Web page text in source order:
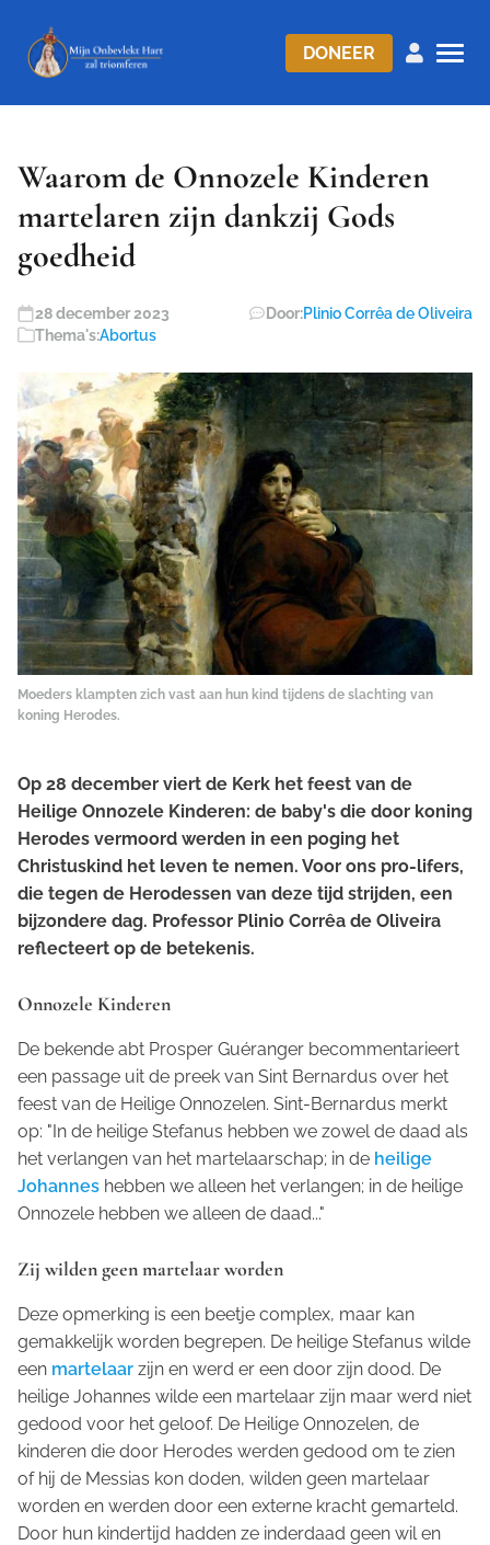
DONEER
Waarom de Onnozele Kinderen
martelaren zijn dankzij Gods
goedheid
28 december 2023 Door:Plinio Corrêa de Oliveira
Thema's:Abortus
Moeders klampten zich vast aan hun kind tijdens de slachting van
koning Herodes.
Op 28 december viert de Kerk het feest van de
Heilige Onnozele Kinderen: de baby's die door koning
Herodes vermoord werden in een poging het
Christuskind het leven te nemen. Voor ons pro-lifers,
die tegen de Herodessen van deze tijd strijden, een
bijzondere dag. Professor Plinio Corrêa de Oliveira
reflecteert op de betekenis.
Onnozele Kinderen
De bekende abt Prosper Guéranger becommentarieert
een passage uit de preek van Sint Bernardus over het
feest van de Heilige Onnozelen. Sint-Bernardus merkt
op: "In de heilige Stefanus hebben we zowel de daad als
het verlangen van het martelaarschap; in de heilige
Johannes hebben we alleen het verlangen; in de heilige
Onnozele hebben we alleen de daad..."
Zij wilden geen martelaar worden
Deze opmerking is een beetje complex, maar kan
gemakkelijk worden begrepen. De heilige Stefanus wilde
een martelaar zijn en werd er een door zijn dood. De
heilige Johannes wilde een martelaar zijn maar werd niet
gedood voor het geloof. De Heilige Onnozelen, de
kinderen die door Herodes werden gedood om te zien
of hij de Messias kon doden, wilden geen martelaar
worden en werden door een externe kracht gemarteld.
Door hun kindertijd hadden ze inderdaad geen wil en